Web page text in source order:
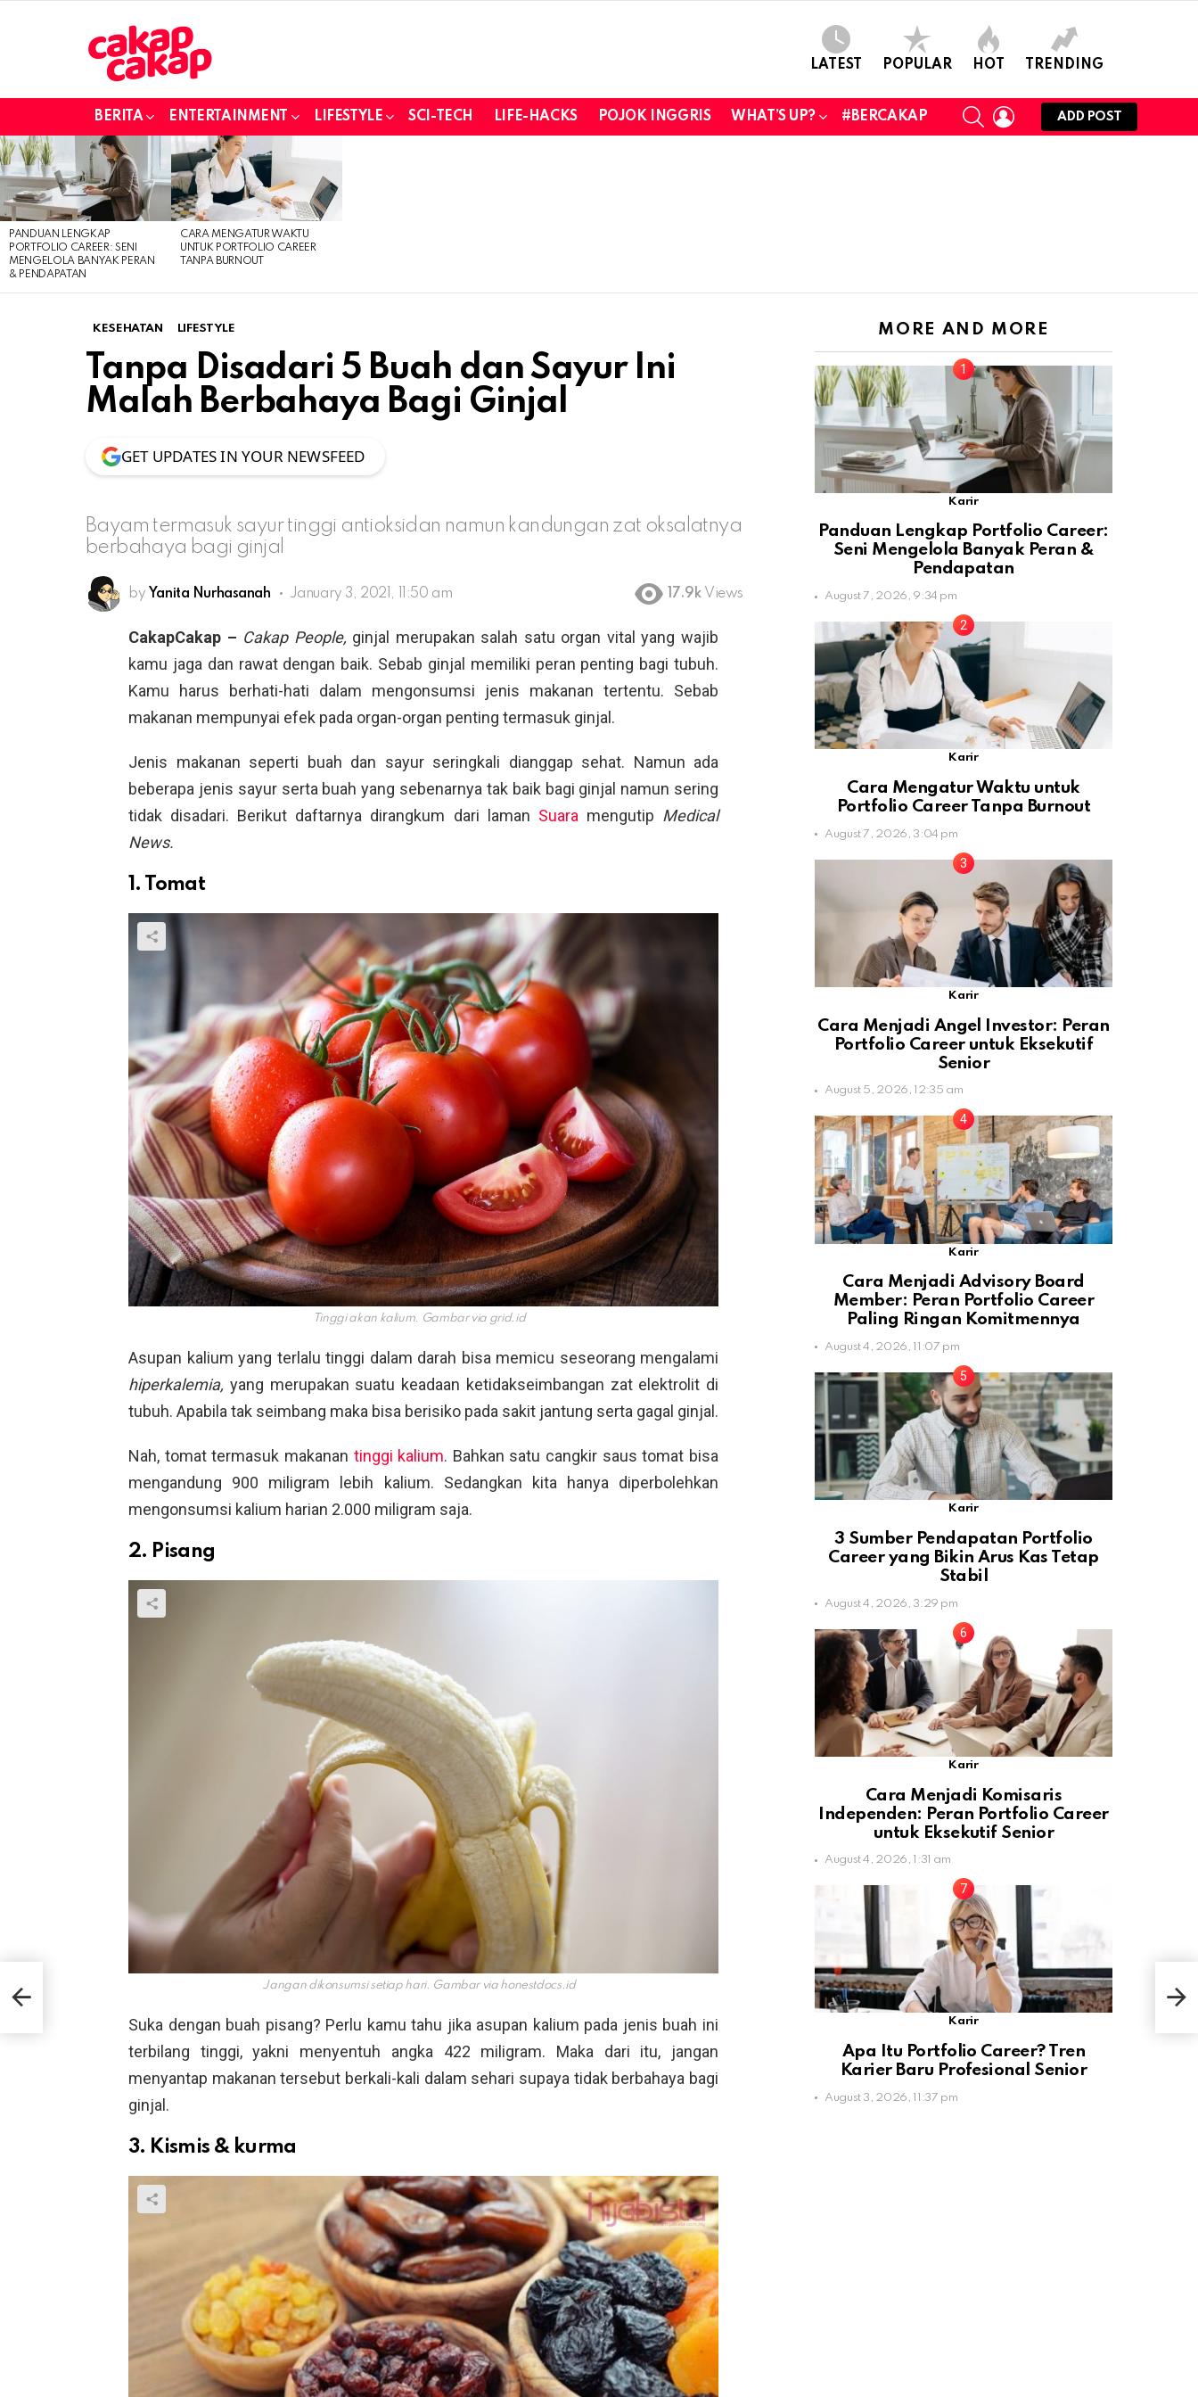
LATEST POPULAR HOT TRENDING
BERITA ENTERTAINMENT LIFESTYLE SCI-TECH LIFE-HACKS POJOK INGGRIS WHAT’S UP? #BERCAKAP
SEARCHLOGIN
ADD POST
LATEST
STORIES
PANDUAN LENGKAP
PORTFOLIO CAREER: SENI
MENGELOLA BANYAK PERAN
& PENDAPATAN
CARA MENGATUR WAKTU
UNTUK PORTFOLIO CAREER
TANPA BURNOUT
KESEHATAN LIFESTYLE
Tanpa Disadari 5 Buah dan Sayur Ini
Malah Berbahaya Bagi Ginjal
GET UPDATES IN YOUR NEWSFEED
Bayam termasuk sayur tinggi antioksidan namun kandungan zat oksalatnya
berbahaya bagi ginjal
by Yanita Nurhasanah January 3, 2021, 11:50 am 17.9k Views
CakapCakap – Cakap People, ginjal merupakan salah satu organ vital yang wajib
kamu jaga dan rawat dengan baik. Sebab ginjal memiliki peran penting bagi tubuh.
Kamu harus berhati-hati dalam mengonsumsi jenis makanan tertentu. Sebab
makanan mempunyai efek pada organ-organ penting termasuk ginjal.
Jenis makanan seperti buah dan sayur seringkali dianggap sehat. Namun ada
beberapa jenis sayur serta buah yang sebenarnya tak baik bagi ginjal namun sering
tidak disadari. Berikut daftarnya dirangkum dari laman Suara mengutip Medical
News.
1. Tomat
Tinggi akan kalium. Gambar via grid.id
Asupan kalium yang terlalu tinggi dalam darah bisa memicu seseorang mengalami
hiperkalemia, yang merupakan suatu keadaan ketidakseimbangan zat elektrolit di
tubuh. Apabila tak seimbang maka bisa berisiko pada sakit jantung serta gagal ginjal.
Nah, tomat termasuk makanan tinggi kalium. Bahkan satu cangkir saus tomat bisa
mengandung 900 miligram lebih kalium. Sedangkan kita hanya diperbolehkan
mengonsumsi kalium harian 2.000 miligram saja.
2. Pisang
Jangan dikonsumsi setiap hari. Gambar via honestdocs.id
Suka dengan buah pisang? Perlu kamu tahu jika asupan kalium pada jenis buah ini
terbilang tinggi, yakni menyentuh angka 422 miligram. Maka dari itu, jangan
menyantap makanan tersebut berkali-kali dalam sehari supaya tidak berbahaya bagi
ginjal.
3. Kismis & kurma
MORE AND MORE
Karir
Panduan Lengkap Portfolio Career:
Seni Mengelola Banyak Peran &
Pendapatan
August 7, 2026, 9:34 pm
Karir
Cara Mengatur Waktu untuk
Portfolio Career Tanpa Burnout
August 7, 2026, 3:04 pm
Karir
Cara Menjadi Angel Investor: Peran
Portfolio Career untuk Eksekutif
Senior
August 5, 2026, 12:35 am
Karir
Cara Menjadi Advisory Board
Member: Peran Portfolio Career
Paling Ringan Komitmennya
August 4, 2026, 11:07 pm
Karir
3 Sumber Pendapatan Portfolio
Career yang Bikin Arus Kas Tetap
Stabil
August 4, 2026, 3:29 pm
Karir
Cara Menjadi Komisaris
Independen: Peran Portfolio Career
untuk Eksekutif Senior
August 4, 2026, 1:31 am
Karir
Apa Itu Portfolio Career? Tren
Karier Baru Profesional Senior
August 3, 2026, 11:37 pm